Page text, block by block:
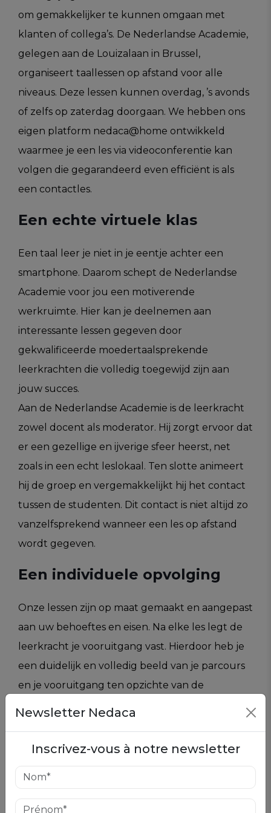
om gemakkelijker te kunnen omgaan met
klanten of collega’s. De Nederlandse Academie,
gelegen aan de Louizalaan in Brussel,
organiseert taallessen op afstand voor alle
niveaus. Deze lessen kunnen overdag, ’s avonds
of zelfs op zaterdag doorgaan. We hebben ons
eigen platform nedaca@home ontwikkeld
waarmee je een les via videoconferentie kan
volgen die gegarandeerd even efficiënt is als
een contactles.
Een echte virtuele klas
Een taal leer je niet in je eentje achter een
smartphone. Daarom schept de Nederlandse
Academie voor jou een motiverende
werkruimte. Hier kan je deelnemen aan
interessante lessen gegeven door
gekwalificeerde moedertaalsprekende
leerkrachten die volledig toegewijd zijn aan
jouw succes.
Aan de Nederlandse Academie is de leerkracht
zowel docent als moderator. Hij zorgt ervoor dat
er een gezellige en ijverige sfeer heerst, net
zoals in een echt leslokaal. Ten slotte animeert
hij de groep en vergemakkelijkt hij het contact
tussen de studenten. Dit contact is niet altijd zo
vanzelfsprekend wanneer een les op afstand
wordt gegeven.
Een individuele opvolging
Onze lessen zijn op maat gemaakt en aangepast
aan uw behoeftes en eisen. Na elke les legt de
leerkracht je vooruitgang vast. Hierdoor heb je
een duidelijk en volledig beeld van je parcours
en je vooruitgang ten opzichte van de
Waar en wanneer je wil
Voor een snelle evolutie is het zeer belangrijk
om vaak en regelmatig te oefenen. Behalve de
Newsletter Nedaca
Inscrivez-vous à notre newsletter